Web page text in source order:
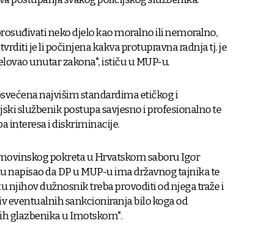
neko djelo kao moralno ili nemoralno,
je li počinjena kakva protupravna radnja tj. je
unutar zakona", ističu u MUP-u.
najvišim standardima etičkog i
službenik postupa savjesno i profesionalno te
interesa i diskriminacije.
pokreta u Hrvatskom saboru Igor
napisao da DP u MUP-u ima državnog tajnika te
njihov dužnosnik treba provoditi od njega traže i
eventualnih sankcioniranja bilo koga od
glazbenika u Imotskom".